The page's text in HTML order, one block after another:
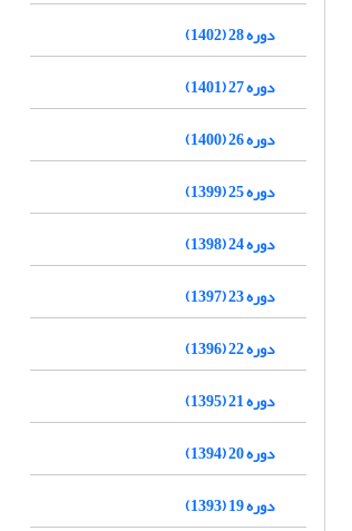
دوره 28 (1402)
دوره 27 (1401)
دوره 26 (1400)
دوره 25 (1399)
دوره 24 (1398)
دوره 23 (1397)
دوره 22 (1396)
دوره 21 (1395)
دوره 20 (1394)
دوره 19 (1393)